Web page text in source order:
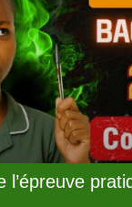
l’épreuve